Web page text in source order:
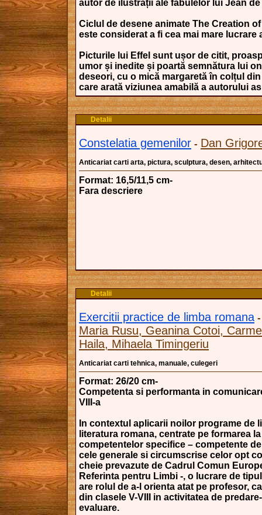
autor de ilustrații ale fabulelor lui Jean
Ciclul de desene animate The Creation
este considerat a fi cea mai mare lucrare
Picturile lui Effel sunt ușor de citit,
umor și inedite și poartă semnătura lui
deseori, cu o mică margaretă în colțul
care arată viziunea amabilă a autorului
Detalii
Constelatia gemenilor - Dan
Anticariat carti arta, pictura, sculptura, desen,
Format: 16,5/11,5 cm-
Fara descriere
Detalii
Exercitii practice de limba romana
Maria Rusu, Geanina Cotoi,
Haila, Mihaela Timingeriu
Anticariat carti tehnica, manuale, culegeri
Format: 26/20 cm-
Competenta si performanta in
VIII-a
In contextul aplicarii noilor programe de
literatura romana, centrate pe formarea
competentelor specifice – competente
cele generale si circumscrise celor opt
cheie prevazute de Cadrul Comun
Referinta pentru Limbi -, o lucrare de
are rolul de a-l orienta atat pe profesor,
din clasele V-VIII in activitatea de
evaluare.